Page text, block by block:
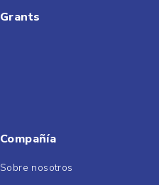
Grants
Compañía
Sobre nosotros